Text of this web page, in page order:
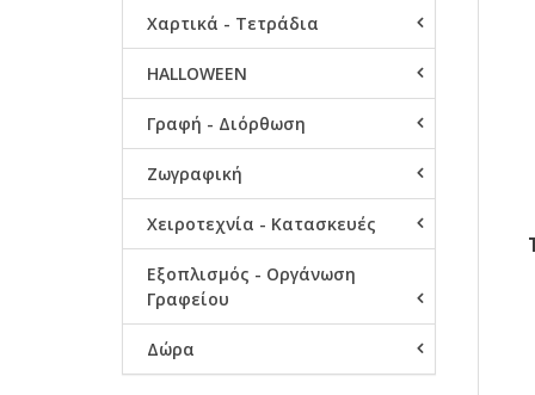
Χαρτικά - Τετράδια
HALLOWEEN
Γραφή - Διόρθωση
Ζωγραφική
Χειροτεχνία - Κατασκευές
Εξοπλισμός - Οργάνωση
Γραφείου
Δώρα